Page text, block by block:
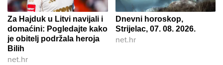
Za Hajduk u Litvi navijali i
domaćini: Pogledajte kako
je obitelj podržala heroja
Bilih
net.hr
Dnevni horoskop,
Strijelac, 07. 08. 2026.
net.hr